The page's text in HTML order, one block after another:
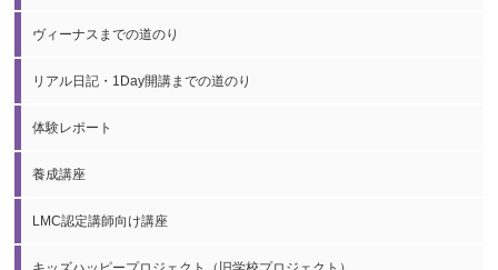
ヴィーナスまでの道のり
リアル日記・1Day開講までの道のり
体験レポート
養成講座
LMC認定講師向け講座